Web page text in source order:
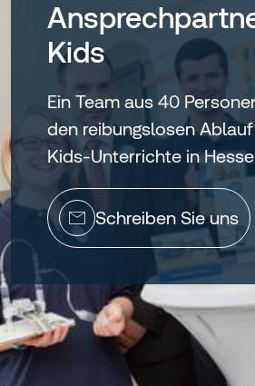
Kids
Ein Team aus 40
den reibungslosen
Kids-Unterrichte in
Schreiben Sie uns